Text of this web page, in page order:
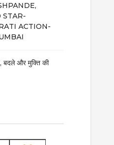
STAR-
ACTION-
बदले और मुक्ति की